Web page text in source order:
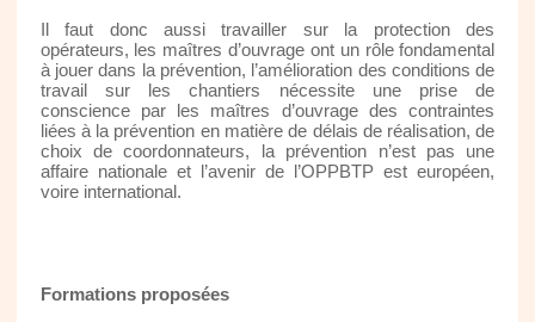
Il faut donc aussi travailler sur la protection des
opérateurs, les maîtres d’ouvrage ont un rôle fondamental
à jouer dans la prévention, l’amélioration des conditions de
travail sur les chantiers nécessite une prise de
conscience par les maîtres d’ouvrage des contraintes
liées à la prévention en matière de délais de réalisation, de
choix de coordonnateurs, la prévention n’est pas une
affaire nationale et l’avenir de l’OPPBTP est européen,
voire international.
Formations proposées